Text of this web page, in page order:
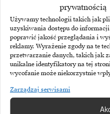
prywatnością
Używamy technologii takich jak
uzyskiwania dostępu do
poprawić jakość przeglądania i
reklamy. Wyrażenie zgody na te
przetwarzanie danych, takich jak
unikalne identyfikatory na tej
wycofanie może niekorzystnie
Zarządzaj serwisami
Subskrybując Biuletyn
akceptujesz naszą
prywatności.